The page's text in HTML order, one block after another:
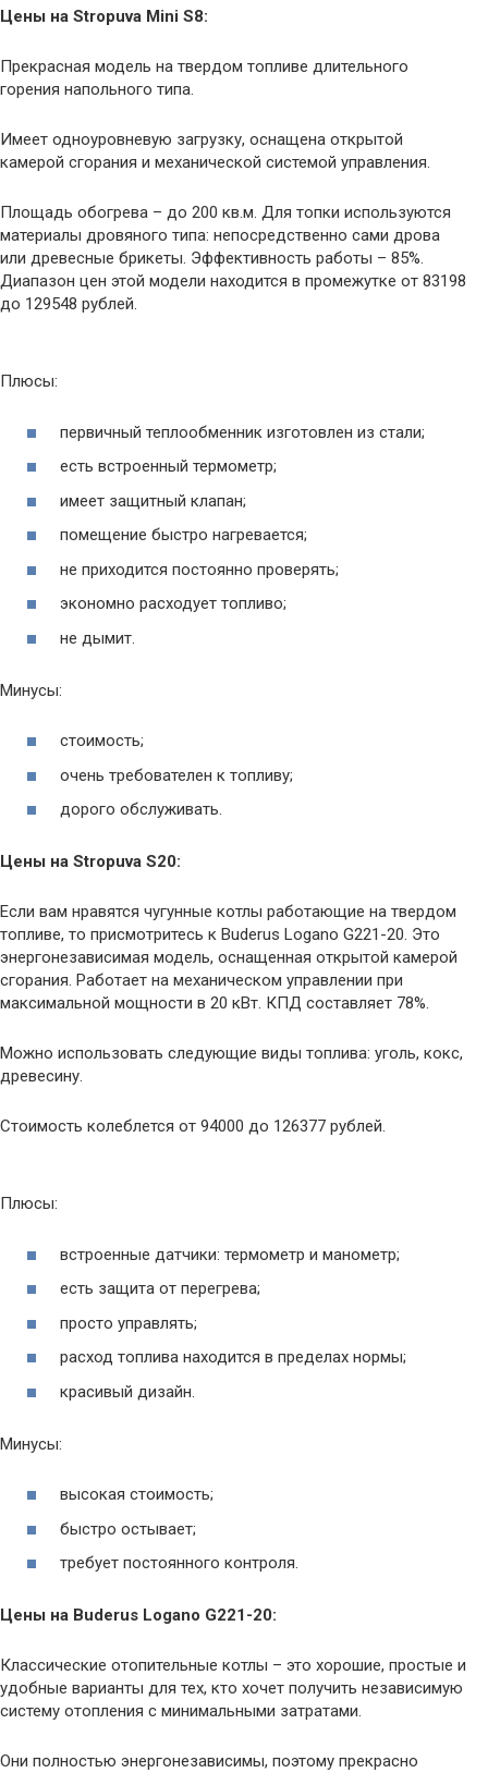
Цены на Stropuva Mini S8:
Прекрасная модель на твердом топливе длительного
горения напольного типа.
Имеет одноуровневую загрузку, оснащена открытой
камерой сгорания и механической системой управления.
Площадь обогрева – до 200 кв.м. Для топки используются
материалы дровяного типа: непосредственно сами дрова
или древесные брикеты. Эффективность работы – 85%.
Диапазон цен этой модели находится в промежутке от 83198
до 129548 рублей.
Плюсы:
первичный теплообменник изготовлен из стали;
есть встроенный термометр;
имеет защитный клапан;
помещение быстро нагревается;
не приходится постоянно проверять;
экономно расходует топливо;
не дымит.
Минусы:
стоимость;
очень требователен к топливу;
дорого обслуживать.
Цены на Stropuva S20:
Если вам нравятся чугунные котлы работающие на твердом
топливе, то присмотритесь к Buderus Logano G221-20. Это
энергонезависимая модель, оснащенная открытой камерой
сгорания. Работает на механическом управлении при
максимальной мощности в 20 кВт. КПД составляет 78%.
Можно использовать следующие виды топлива: уголь, кокс,
древесину.
Стоимость колеблется от 94000 до 126377 рублей.
Плюсы:
встроенные датчики: термометр и манометр;
есть защита от перегрева;
просто управлять;
расход топлива находится в пределах нормы;
красивый дизайн.
Минусы:
высокая стоимость;
быстро остывает;
требует постоянного контроля.
Цены на Buderus Logano G221-20:
Классические отопительные котлы – это хорошие, простые и
удобные варианты для тех, кто хочет получить независимую
систему отопления с минимальными затратами.
Они полностью энергонезависимы, поэтому прекрасно